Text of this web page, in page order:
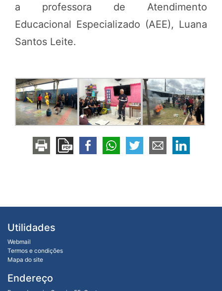
a professora de Atendimento
Educacional Especializado (AEE), Luana
Santos Leite.
Utilidades
Webmail
Termos e condições
Mapa do site
Endereço